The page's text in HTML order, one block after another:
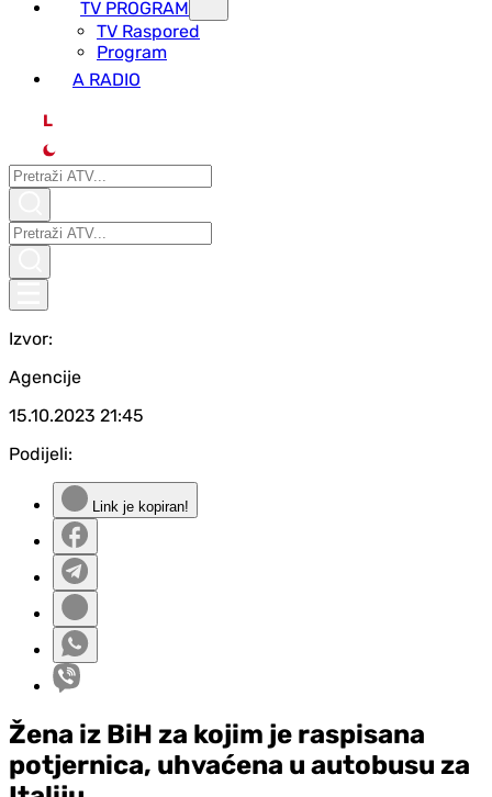
TV PROGRAM
ТV Raspored
Program
A RADIO
L
Izvor:
Agencije
15.10.2023 21:45
Podijeli:
Link je kopiran!
Žena iz BiH za kojim je raspisana
potjernica, uhvaćena u autobusu za